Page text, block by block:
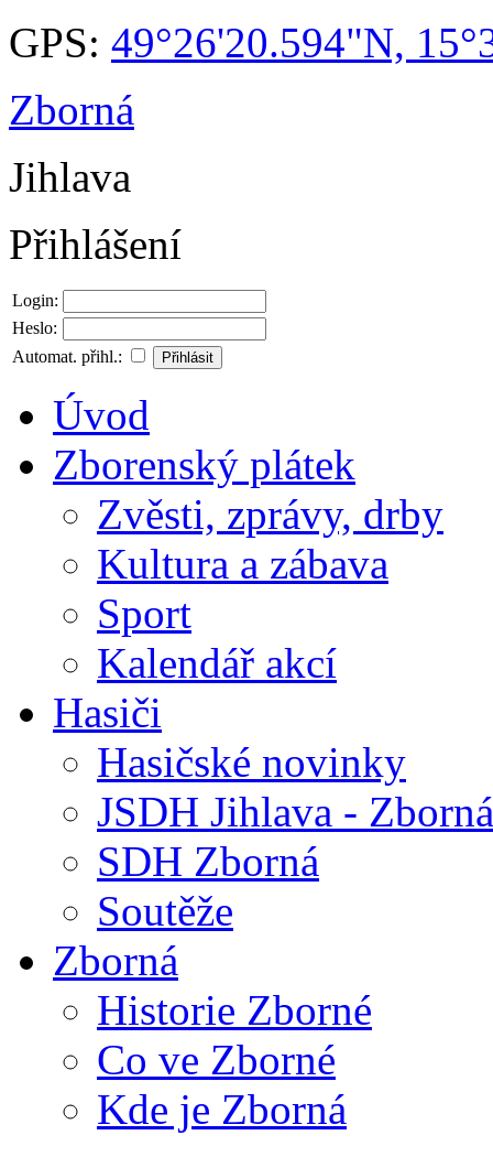
GPS: 49°26'20.594"N,
Zborná
Jihlava
Přihlášení
Login:
Heslo:
Automat. přihl.:
Úvod
Zborenský plátek
Zvěsti, zprávy, drby
Kultura a zábava
Sport
Kalendář akcí
Hasiči
Hasičské novinky
JSDH Jihlava - Zborná
SDH Zborná
Soutěže
Zborná
Historie Zborné
Co ve Zborné
Kde je Zborná